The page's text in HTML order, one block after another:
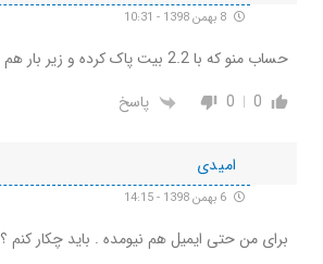
حساب منو که با 2.2 بیت پاک کرده و زیر بار هم نمیره
0
0 پاسخ
امیدی
برای من حتی ایمیل هم نیومده . باید چکار کنم ؟